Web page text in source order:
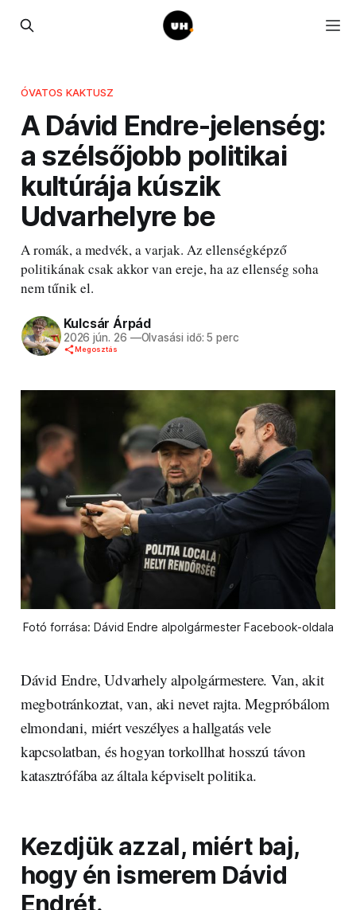
ÓVATOS KAKTUSZ
A Dávid Endre-jelenség:
a szélsőjobb politikai
kultúrája kúszik
Udvarhelyre be
A romák, a medvék, a varjak. Az ellenségképző
politikának csak akkor van ereje, ha az ellenség soha
nem tűnik el.
Kulcsár Árpád
2026 jún. 26 —Olvasási idő: 5 perc
Megosztás
Fotó forrása: Dávid Endre alpolgármester Facebook-oldala
Dávid Endre, Udvarhely alpolgármestere. Van, akit
megbotránkoztat, van, aki nevet rajta. Megpróbálom
elmondani, miért veszélyes a hallgatás vele
kapcsolatban, és hogyan torkollhat hosszú távon
katasztrófába az általa képviselt politika.
Kezdjük azzal, miért baj,
hogy én ismerem Dávid
Endrét.